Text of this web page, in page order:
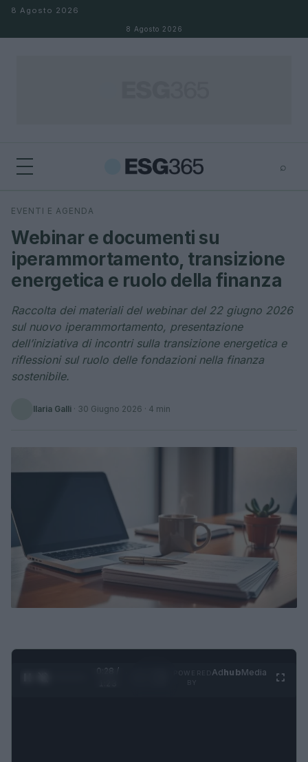
Salta al contenuto
8 Agosto 2026
8 Agosto 2026
⌕
Cerca
EVENTI E AGENDA
Webinar e documenti su
iperammortamento, transizione
energetica e ruolo della finanza
Raccolta dei materiali del webinar del 22 giugno 2026
sul nuovo iperammortamento, presentazione
dell’iniziativa di incontri sulla transizione energetica e
riflessioni sul ruolo delle fondazioni nella finanza
sostenibile.
Ilaria Galli · 30 Giugno 2026 · 4 min
0:29 /
AdhubMedia